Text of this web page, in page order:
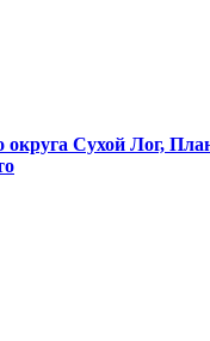
округа Сухой Лог,